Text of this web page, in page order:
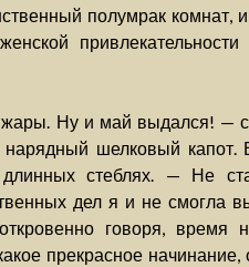
полумрак комнат,
Ну и май выдался! —
нарядный шелковый
стеблях. — Не
дел я и не смогла
говоря, время
прекрасное начинание,